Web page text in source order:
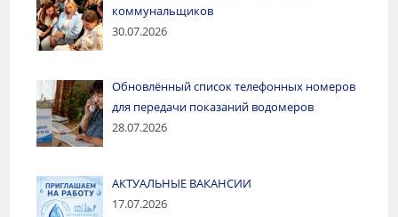
коммунальщиков
30.07.2026
Обновлённый список телефонных номеров
для передачи показаний водомеров
28.07.2026
АКТУАЛЬНЫЕ ВАКАНСИИ
17.07.2026